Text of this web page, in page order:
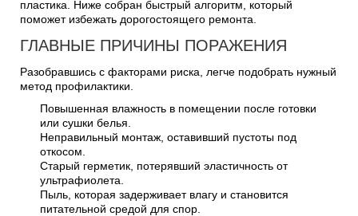
пластика. Ниже собран быстрый алгоритм, который
поможет избежать дорогостоящего ремонта.
ГЛАВНЫЕ ПРИЧИНЫ ПОРАЖЕНИЯ
Разобравшись с факторами риска, легче подобрать нужный
метод профилактики.
Повышенная влажность в помещении после готовки
или сушки белья.
Неправильный монтаж, оставивший пустоты под
откосом.
Старый герметик, потерявший эластичность от
ультрафиолета.
Пыль, которая задерживает влагу и становится
питательной средой для спор.